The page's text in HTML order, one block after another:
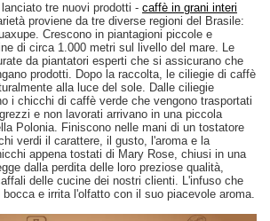
tre nuovi prodotti - caffè in grani interi
proviene da tre diverse regioni del Brasile:
Crescono in piantagioni piccole e
di circa 1.000 metri sul livello del mare. Le
da piantatori esperti che si assicurano che
prodotti. Dopo la raccolta, le ciliegie di caffè
alla luce del sole. Dalle ciliegie
i chicchi di caffè verde che vengono trasportati
e non lavorati arrivano in una piccola
Polonia. Finiscono nelle mani di un tostatore
verdi il carattere, il gusto, l'aroma e la
appena tostati di Mary Rose, chiusi in una
dalla perdita delle loro preziose qualità,
delle cucine dei nostri clienti. L'infuso che
e irrita l'olfatto con il suo piacevole aroma.